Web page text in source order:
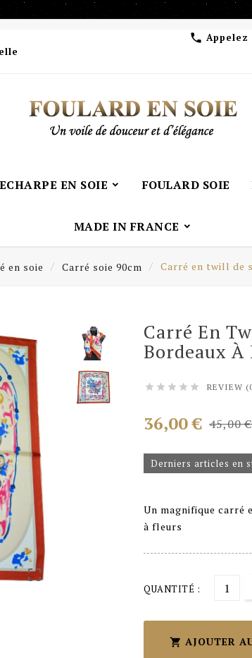
 Appelez
ECHARPE EN SOIE FOULARD SOIE
MADE IN FRANCE
en soie Carré soie 90cm Carré en twill de

Carré En
Bordeaux À
     REVIEW
36,00 € 45,00 €
Derniers articles en
Un magnifique carré
à fleurs
QUANTITÉ :
 AJOUTER